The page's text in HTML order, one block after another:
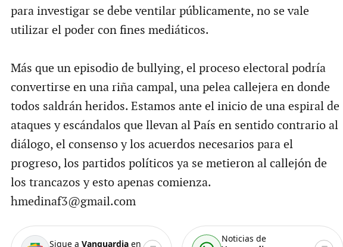
para investigar se debe ventilar públicamente, no se vale
utilizar el poder con fines mediáticos.
Más que un episodio de bullying, el proceso electoral podría
convertirse en una riña campal, una pelea callejera en donde
todos saldrán heridos. Estamos ante el inicio de una espiral de
ataques y escándalos que llevan al País en sentido contrario al
diálogo, el consenso y los acuerdos necesarios para el
progreso, los partidos políticos ya se metieron al callejón de
los trancazos y esto apenas comienza.
hmedinaf3@gmail.com
Sigue a Vanguardiaen
Noticias de